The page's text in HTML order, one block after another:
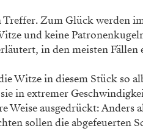
Treffer. Zum Glück werden
und keine Patronen
inden meisten
Witze in diesem Stück so
in extremer
Weise ausgedrückt:Anders
sollen dieabgefeuerten